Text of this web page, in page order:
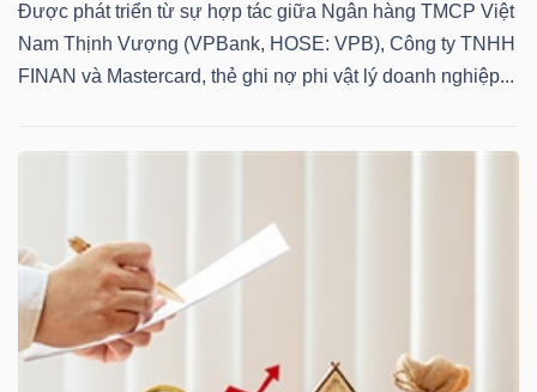
Được phát triển từ sự hợp tác giữa Ngân hàng TMCP Việt
Nam Thịnh Vượng (VPBank, HOSE: VPB), Công ty TNHH
FINAN và Mastercard, thẻ ghi nợ phi vật lý doanh nghiệp...